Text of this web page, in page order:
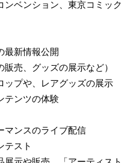
ンベンション、東京コミック
最新情報公開
売、グッズの展示など）
ップや、レアグッズの展示
テンツの体験
マンスのライブ配信
テスト